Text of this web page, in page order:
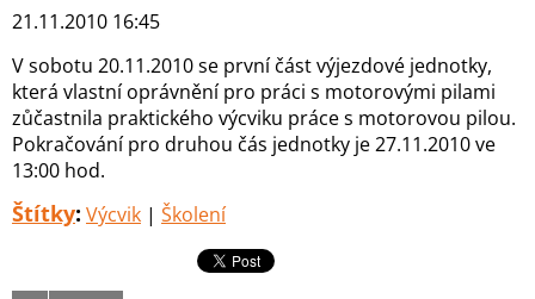
21.11.2010 16:45
V sobotu 20.11.2010 se první část výjezdové jednotky,
která vlastní oprávnění pro práci s motorovými pilami
zůčastnila praktického výcviku práce s motorovou pilou.
Pokračování pro druhou čás jednotky je 27.11.2010 ve
13:00 hod.
Štítky: Výcvik | Školení